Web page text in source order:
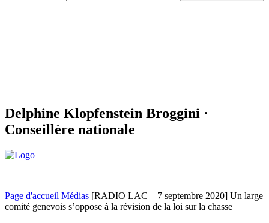
Delphine Klopfenstein Broggini ·
Conseillère nationale
Page d'accueil Médias [RADIO LAC – 7 septembre 2020] Un large
comité genevois s’oppose à la révision de la loi sur la chasse